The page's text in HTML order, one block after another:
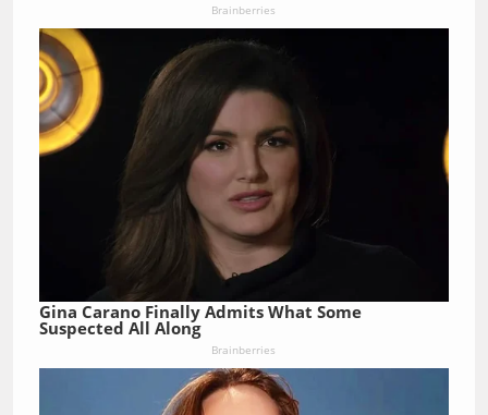
Brainberries
Gina Carano Finally Admits What Some
Suspected All Along
Brainberries